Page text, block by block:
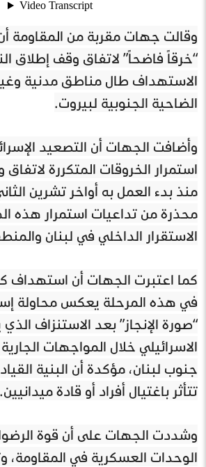
وقالت جهات مقربة من المقاومة
“خرقاً فاضحاً” لاتفاق وقف إطلاق
الاستهداف طال مناطق مدنية
الضاحية الجنوبية لبيروت.
وأضافت الجهات أن التصعيد
استمرار الخروقات المتكررة لاتفاق
محذرة من تداعيات استمرار هذه
الاستقرار الداخلي في لبنان
كما اعتبرت الجهات أن استهداف
في هذه المرحلة يعكس محاولة
“صورة الإنجاز” بعد الاستنزاف
الاسرائيلي خلال المواجهات
جنوب لبنان، مؤكدة أن البنية
تتأثر باغتيال أفراد أو قادة ميدانيين.
وشددت الجهات على أن قوة
الوحدات العسكرية في المقاومة،